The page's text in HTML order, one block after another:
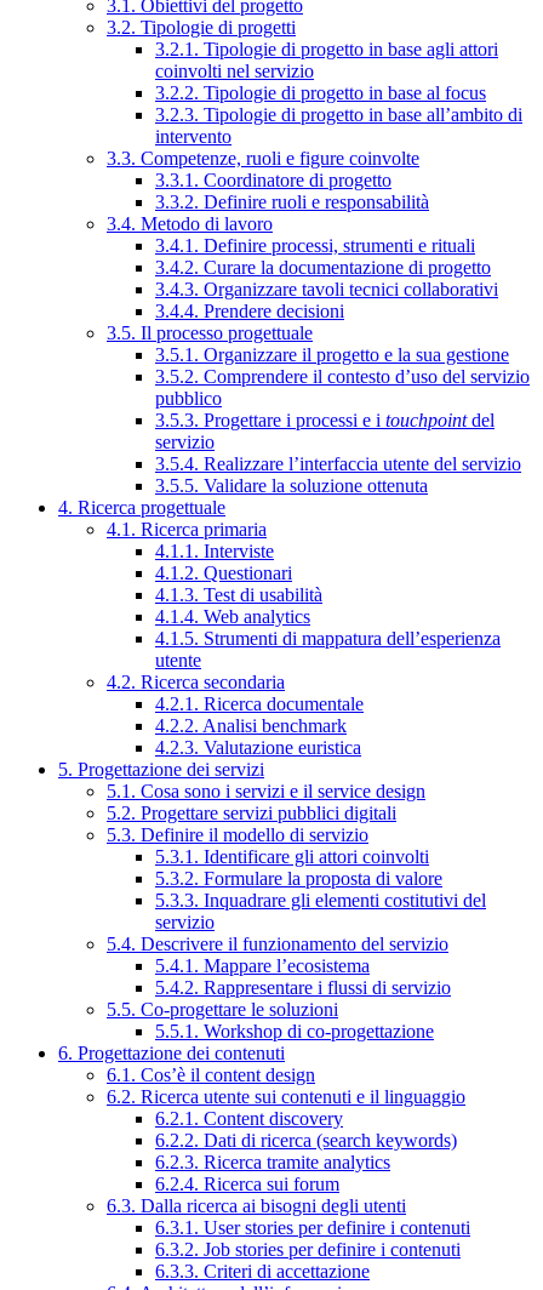
3.1. Obiettivi del progetto
3.2. Tipologie di progetti
3.2.1. Tipologie di progetto in base agli attori
coinvolti nel servizio
3.2.2. Tipologie di progetto in base al focus
3.2.3. Tipologie di progetto in base all’ambito di
intervento
3.3. Competenze, ruoli e figure coinvolte
3.3.1. Coordinatore di progetto
3.3.2. Definire ruoli e responsabilità
3.4. Metodo di lavoro
3.4.1. Definire processi, strumenti e rituali
3.4.2. Curare la documentazione di progetto
3.4.3. Organizzare tavoli tecnici collaborativi
3.4.4. Prendere decisioni
3.5. Il processo progettuale
3.5.1. Organizzare il progetto e la sua gestione
3.5.2. Comprendere il contesto d’uso del servizio
pubblico
3.5.3. Progettare i processi e i touchpointdel
servizio
3.5.4. Realizzare l’interfaccia utente del servizio
3.5.5. Validare la soluzione ottenuta
4. Ricerca progettuale
4.1. Ricerca primaria
4.1.1. Interviste
4.1.2. Questionari
4.1.3. Test di usabilità
4.1.4. Web analytics
4.1.5. Strumenti di mappatura dell’esperienza
utente
4.2. Ricerca secondaria
4.2.1. Ricerca documentale
4.2.2. Analisi benchmark
4.2.3. Valutazione euristica
5. Progettazione dei servizi
5.1. Cosa sono i servizi e il service design
5.2. Progettare servizi pubblici digitali
5.3. Definire il modello di servizio
5.3.1. Identificare gli attori coinvolti
5.3.2. Formulare la proposta di valore
5.3.3. Inquadrare gli elementi costitutivi del
servizio
5.4. Descrivere il funzionamento del servizio
5.4.1. Mappare l’ecosistema
5.4.2. Rappresentare i flussi di servizio
5.5. Co-progettare le soluzioni
5.5.1. Workshop di co-progettazione
6. Progettazione dei contenuti
6.1. Cos’è il content design
6.2. Ricerca utente sui contenuti e il linguaggio
6.2.1. Content discovery
6.2.2. Dati di ricerca (search keywords)
6.2.3. Ricerca tramite analytics
6.2.4. Ricerca sui forum
6.3. Dalla ricerca ai bisogni degli utenti
6.3.1. User stories per definire i contenuti
6.3.2. Job stories per definire i contenuti
6.3.3. Criteri di accettazione